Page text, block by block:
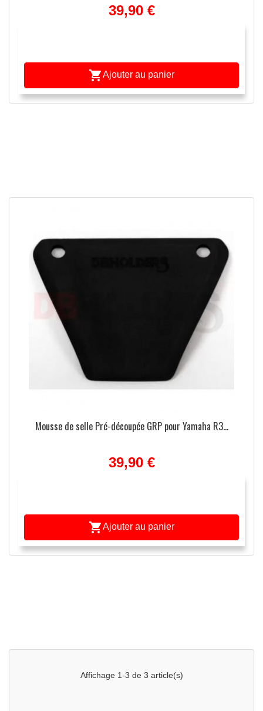
39,90 €
Ajouter au panier
Mousse de selle Pré-découpée GRP pour Yamaha R3...
39,90 €
Ajouter au panier
Affichage 1-3 de 3 article(s)